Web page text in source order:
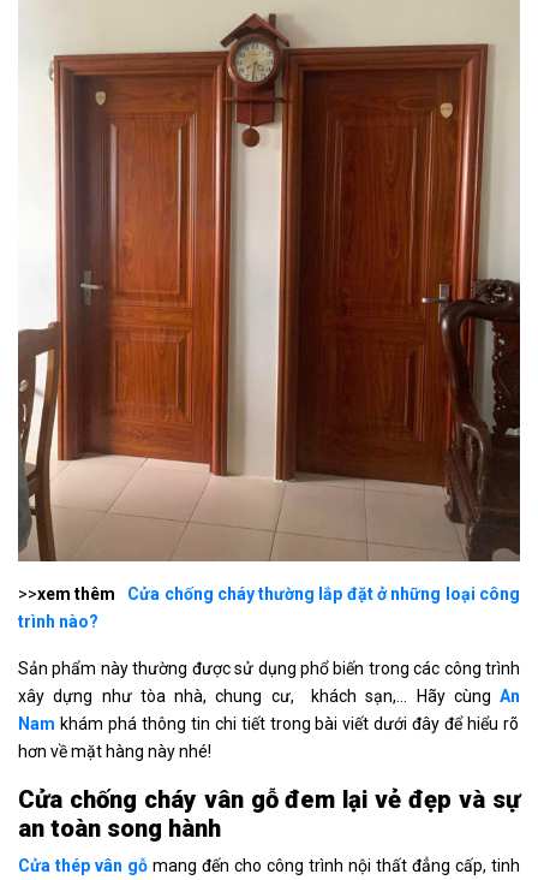
>>xem thêm
Cửa chống cháy thường lắp đặt ở những loại công
trình nào?
Sản phẩm này thường được sử dụng phổ biến trong các công trình
xây dựng như tòa nhà, chung cư, khách sạn,… Hãy cùng An
Nam khám phá thông tin chi tiết trong bài viết dưới đây để hiểu rõ
hơn về mặt hàng này nhé!
Cửa chống cháy vân gỗ đem lại vẻ đẹp và sự
an toàn song hành
Cửa thép vân gỗ mang đến cho công trình nội thất đẳng cấp, tinh